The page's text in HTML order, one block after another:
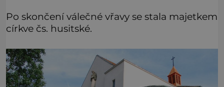
Po skončení válečné vřavy se stala majetkem
církve čs. husitské.